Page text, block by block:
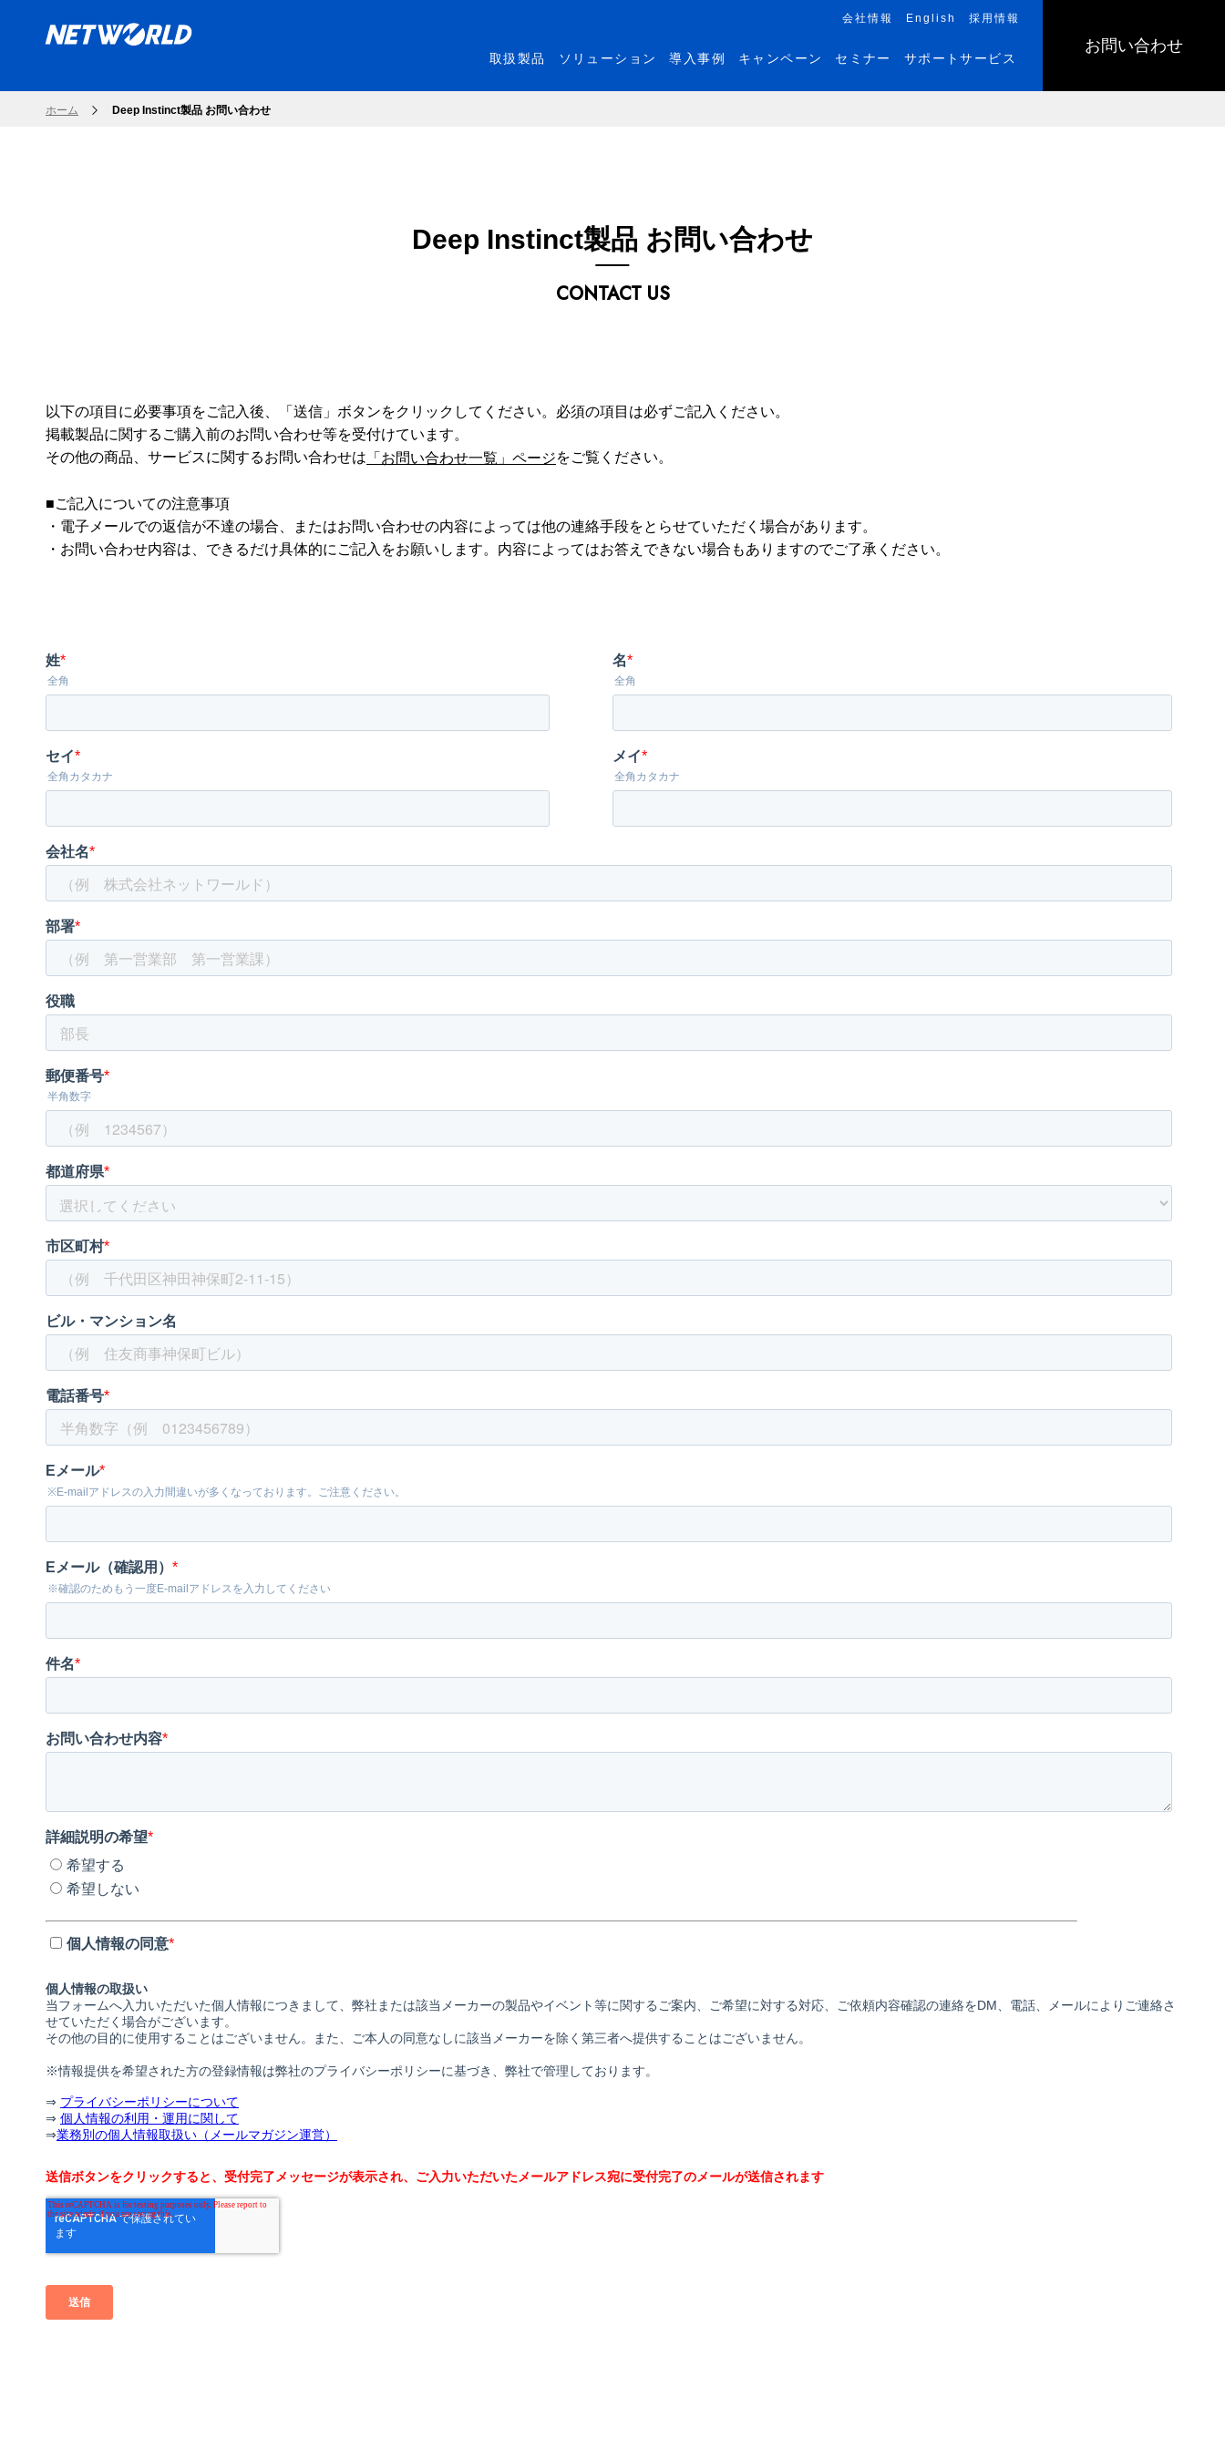
お問い合わせ
会社情報 English 採用情報
取扱製品 ソリューション 導入事例 キャンペーン セミナー サポートサービス
ホーム Deep Instinct製品 お問い合わせ
CONTACT US
Deep Instinct製品 お問い合わせ
以下の項目に必要事項をご記入後、「送信」ボタンをクリックしてください。必須の項目は必ずご記入ください。
掲載製品に関するご購入前のお問い合わせ等を受付けています。
その他の商品、サービスに関するお問い合わせは 「お問い合わせ一覧」ページをご覧ください。
■ご記入についての注意事項
・電子メールでの返信が不達の場合、またはお問い合わせの内容によっては他の連絡手段をとらせていただく場合があります。
・お問い合わせ内容は、できるだけ具体的にご記入をお願いします。内容によってはお答えできない場合もありますのでご了承ください。